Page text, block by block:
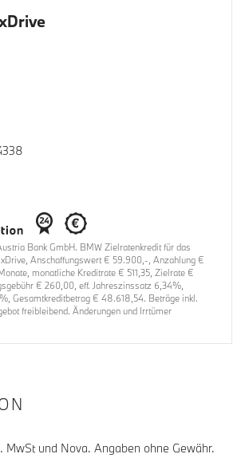
Bank GmbH. BMW Zielratenkredit für das
Anschaffungswert € 59.900,-, Anzahlung €
monatliche Kreditrate € 511,35, Zielrate €
€ 260,00, eff. Jahreszinssatz 6,34%,
Gesamtkreditbetrag € 48.618,54. Beträge inkl.
freibleibend. Änderungen und Irrtümer
MwSt und Nova. Angaben ohne Gewähr.